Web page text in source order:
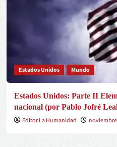
Estados Unidos Mundo
Estados Unidos: Parte II
nacional (por Pablo Jofré
Editor La Humanidad